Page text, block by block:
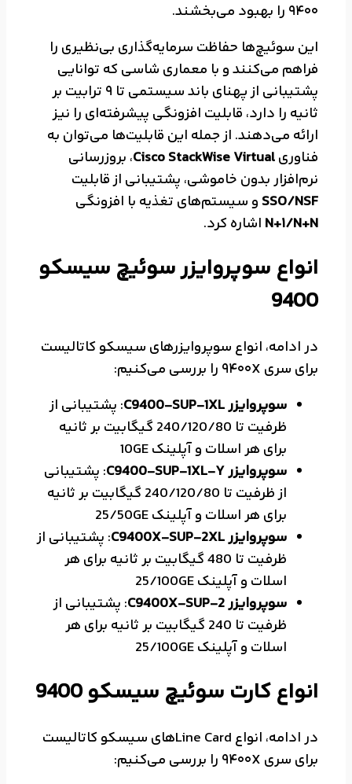
9400 را بهبود می‌بخشند.
این سوئیچ‌ها حفاظت سرمایه‌گذاری بی‌نظیری را
فراهم می‌کنند و با معماری شاسی که توانایی
پشتیبانی از پهنای باند سیستمی تا 9 ترابیت بر
ثانیه را دارد، قابلیت افزونگی پیشرفته‌ای را نیز
ارائه می‌دهند. از جمله این قابلیت‌ها می‌توان به
فناوریCisco StackWise Virtual، بروزرسانی
نرم‌افزار بدون خاموشی، پشتیبانی از قابلیت
SSO/NSF و سیستم‌های تغذیه با افزونگی
N+1/N+N اشاره کرد.
انواع سوپروایزر سوئیچ سیسکو
9400
در ادامه، انواع سوپروایزرهای سیسکو کاتالیست
برای سری 9400X را بررسی می‌کنیم:
سوپروایزر C9400-SUP-1XL
: پشتیبانی از
ظرفیت تا 240/120/80 گیگابیت بر ثانیه
برای هر اسلات و آپلینک 10GE
سوپروایزر C9400-SUP-1XL-Y
: پشتیبانی
از ظرفیت تا 240/120/80 گیگابیت بر ثانیه
برای هر اسلات و آپلینک 25/50GE
سوپروایزر C9400X-SUP-2XL
: پشتیبانی از
ظرفیت تا 480 گیگابیت بر ثانیه برای هر
اسلات و آپلینک 25/100GE
سوپروایزر C9400X-SUP-2
: پشتیبانی از
ظرفیت تا 240 گیگابیت بر ثانیه برای هر
اسلات و آپلینک 25/100GE
انواع کارت سوئیچ سیسکو 9400
در ادامه، انواع Line Card‌های سیسکو کاتالیست
برای سری 9400X را بررسی می‌کنیم: